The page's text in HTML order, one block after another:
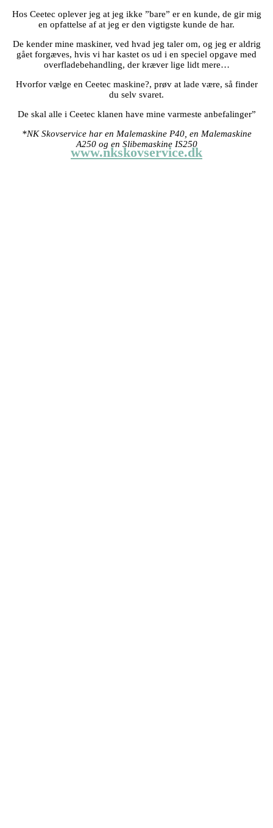
Hos Ceetec oplever jeg at jeg ikke ”bare” er en kunde, de gir mig
en opfattelse af at jeg er den vigtigste kunde de har.
De kender mine maskiner, ved hvad jeg taler om, og jeg er aldrig
gået forgæves, hvis vi har kastet os ud i en speciel opgave med
overfladebehandling, der kræver lige lidt mere…
Hvorfor vælge en Ceetec maskine?, prøv at lade være, så finder
du selv svaret.
De skal alle i Ceetec klanen have mine varmeste anbefalinger”
*NK Skovservice har en Malemaskine P40, en Malemaskine
A250 og en Slibemaskine IS250
www.nkskovservice.dk